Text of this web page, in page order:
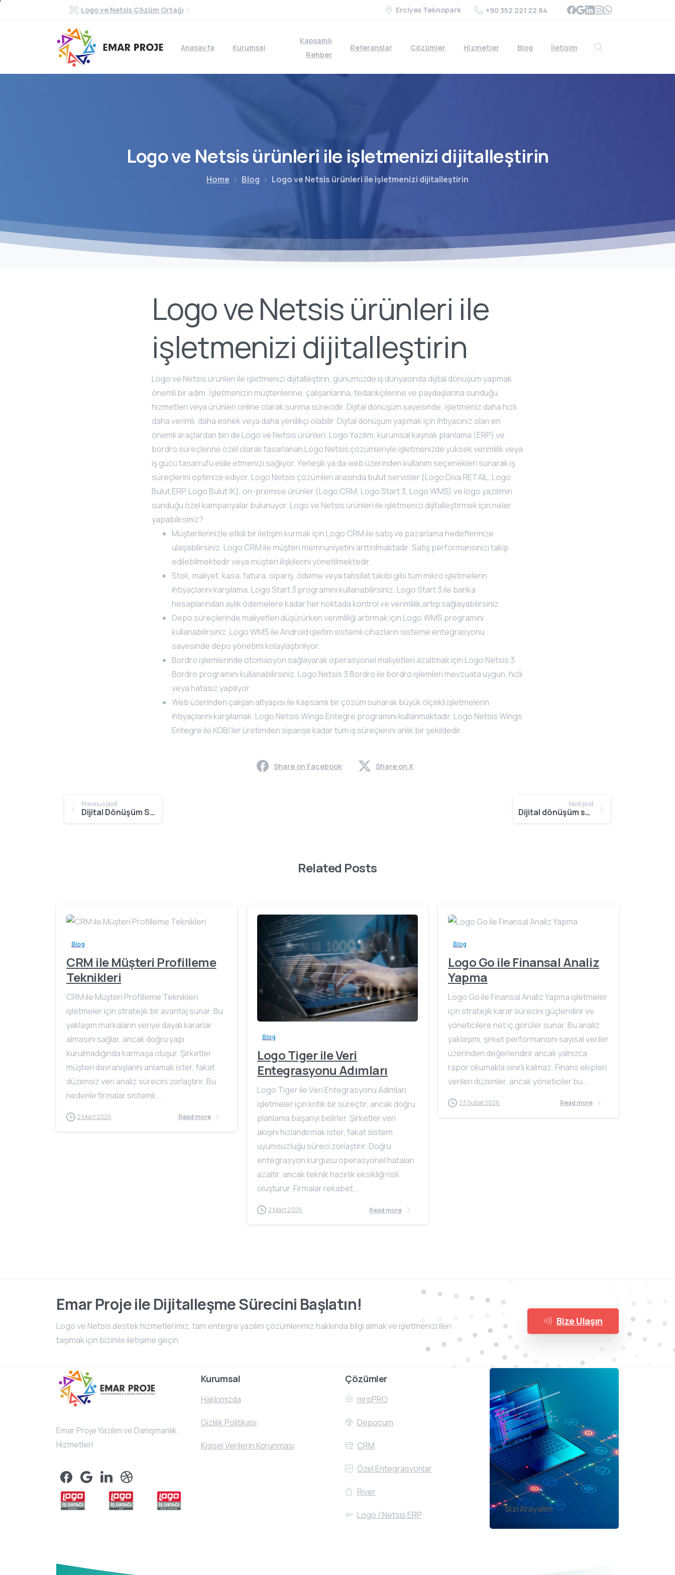
Logo ve Netsis Çözüm Ortağı Erciyes Teknopark +90 352 221 22 84
Anasayfa Kurumsal
Kapsamlı
Rehber
Referanslar Çözümler Hizmetler Blog İletişim
Search
Logove Netsisürünleri ile işletmenizidijitalleştirin
Home Blog Logo ve Netsis ürünleri ile işletmenizi dijitalleştirin
Logo ve Netsis ürünleri ile
işletmenizi dijitalleştirin
Logo ve Netsis ürünleri ile işletmenizi dijitalleştirin, günümüzde iş dünyasında dijital dönüşüm yapmak
önemli bir adım. İşletmenizin müşterilerine, çalışanlarına, tedarikçilerine ve paydaşlarına sunduğu
hizmetleri veya ürünleri online olarak sunma sürecidir. Dijital dönüşüm sayesinde, işletmeniz daha hızlı,
daha verimli, daha esnek veya daha yenilikçi olabilir. Dijital dönüşüm yapmak için ihtiyacınız olan en
önemli araçlardan biri de Logo ve Netsis ürünleri. Logo Yazılım, kurumsal kaynak planlama (ERP) ve
bordro süreçlerine özel olarak tasarlanan Logo Netsis çözümleriyle işletmenizde yüksek verimlilik veya
iş gücü tasarrufu elde etmenizi sağlıyor. Yerleşik ya da web üzerinden kullanım seçenekleri sunarak iş
süreçlerini optimize ediyor. Logo Netsis çözümleri arasında bulut servisler (Logo Diva RETAIL, Logo
Bulut ERP, Logo Bulut İK), on-premise ürünler (Logo CRM, Logo Start 3, Logo WMS) ve logo yazılımın
sunduğu özel kampanyalar bulunuyor. Logo ve Netsis ürünleri ile işletmenizi dijitalleştirmek için neler
yapabilirsiniz?
Müşterilerinizle etkili bir iletişim kurmak için Logo CRM ile satış ve pazarlama hedeflerinize
ulaşabilirsiniz. Logo CRM ile müşteri memnuniyetini arttırılmaktadır. Satış performansınızı takip
edilebilmektedir veya müşteri ilişkilerini yönetilmektedir.
Stok, maliyet, kasa, fatura, sipariş, ödeme veya tahsilat takibi gibi tüm mikro işletmelerin
ihtiyaçlarını karşılama. Logo Start 3 programını kullanabilirsiniz. Logo Start 3 ile banka
hesaplarından aylık ödemelere kadar her noktada kontrol ve verimlilik artışı sağlayabilirsiniz.
Depo süreçlerinde maliyetleri düşürürken verimliliği artırmak için Logo WMS programını
kullanabilirsiniz. Logo WMS ile Android işletim sistemli cihazların sisteme entegrasyonu
sayesinde depo yönetimi kolaylaştırılıyor.
Bordro işlemlerinde otomasyon sağlayarak operasyonel maliyetleri azaltmak için Logo Netsis 3
Bordro programını kullanabilirsiniz. Logo Netsis 3 Bordro ile bordro işlemleri mevzuata uygun, hızlı
veya hatasız yapılıyor.
Web üzerinden çalışan altyapısı ile kapsamlı bir çözüm sunarak büyük ölçekli işletmelerin
ihtiyaçlarını karşılamak. Logo Netsis Wings Entegre programını kullanmaktadır. Logo Netsis Wings
Entegre ile KOBİ’ler üretimden siparişe kadar tüm iş süreçlerini anlık bir şekildedir.
Share on Facebook Share on X
Continue
Previous post
Dijital Dönüşüm Süreçleri
Next post
Dijital dönüşüm süreçlerinde Emar Proje Yazılım desteği
Related Posts
Blog
CRM ile Müşteri Profilleme
Teknikleri
CRM ile Müşteri Profilleme Teknikleri
işletmeler için stratejik bir avantaj sunar. Bu
yaklaşım markaların veriye dayalı kararlar
almasını sağlar, ancak doğru yapı
kurulmadığında karmaşa oluşur. Şirketler
müşteri davranışlarını anlamak ister, fakat
düzensiz veri analiz sürecini zorlaştırır. Bu
nedenle firmalar sistemli...
2 Mart 2026 Read more
Blog
Logo Tiger ile Veri
Entegrasyonu Adımları
Logo Tiger ile Veri Entegrasyonu Adımları
işletmeler için kritik bir süreçtir, ancak doğru
planlama başarıyı belirler. Şirketler veri
akışını hızlandırmak ister, fakat sistem
uyumsuzluğu süreci zorlaştırır. Doğru
entegrasyon kurgusu operasyonel hataları
azaltır, ancak teknik hazırlık eksikliği risk
oluşturur. Firmalar rekabet...
2 Mart 2026 Read more
Blog
Logo Go ile Finansal Analiz
Yapma
Logo Go ile Finansal Analiz Yapma işletmeler
için stratejik karar sürecini güçlendirir ve
yöneticilere net iç görüler sunar. Bu analiz
yaklaşımı, şirket performansını sayısal veriler
üzerinden değerlendirir ancak yalnızca
rapor okumakla sınırlı kalmaz. Finans ekipleri
verileri düzenler, ancak yöneticiler bu...
23 Şubat 2026 Read more
Emar Proje ile Dijitalleşme Sürecini Başlatın!
Logo ve Netsis destek hizmetlerimiz, tam entegre yazılım çözümlerimiz hakkında bilgi almak ve işletmenizi ileri
taşımak için bizimle iletişime geçin
Bize Ulaşın
Emar Proje Yazılım ve Danışmanlık
Hizmetleri
Kurumsal
Hakkımızda
Gizlilik Politikası
Kişisel Verilerin Korunması
Çözümler
mrpPRO
Depocum
CRM
Özel Entegrasyonlar
River
Logo / Netsis ERP
Sizi Arayalım